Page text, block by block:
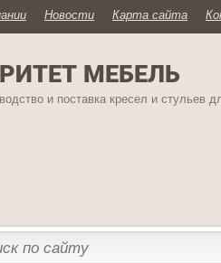
Новости Карта сайта
МЕБЕЛЬ
и поставка кресел и стульев